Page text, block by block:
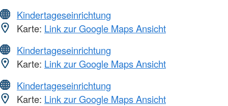
Kindertageseinrichtung
Karte: Link zur Google Maps Ansicht
Kindertageseinrichtung
Karte: Link zur Google Maps Ansicht
Kindertageseinrichtung
Karte: Link zur Google Maps Ansicht